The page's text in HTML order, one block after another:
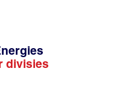
divisies